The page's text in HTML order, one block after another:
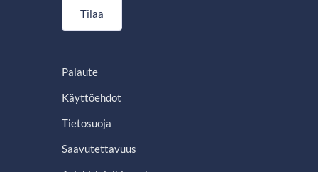
Tilaa
Palaute
Käyttöehdot
Tietosuoja
Saavutettavuus